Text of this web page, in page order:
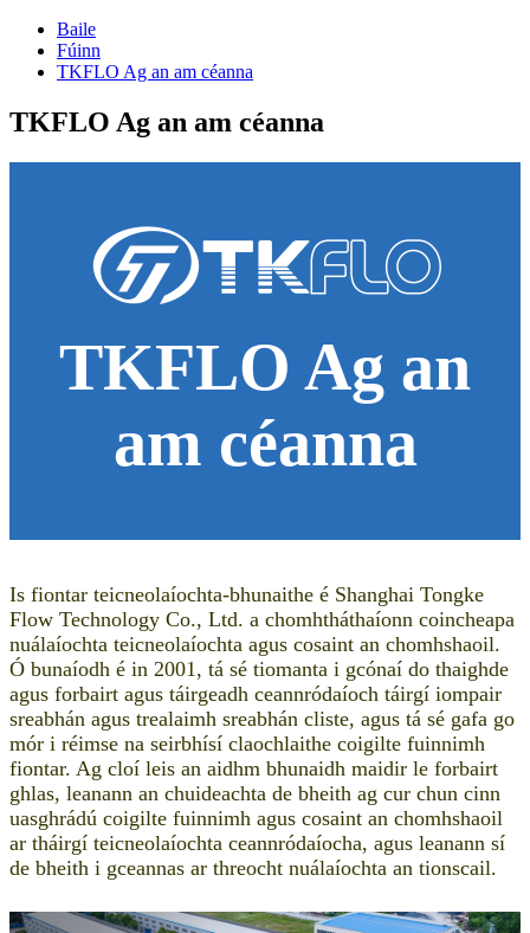
Baile
Fúinn
TKFLO Ag an am céanna
TKFLO Ag an am céanna
TKFLO Ag an
am céanna
Is fiontar teicneolaíochta-bhunaithe é Shanghai Tongke
Flow Technology Co., Ltd. a chomhtháthaíonn coincheapa
nuálaíochta teicneolaíochta agus cosaint an chomhshaoil.
Ó bunaíodh é in 2001, tá sé tiomanta i gcónaí do thaighde
agus forbairt agus táirgeadh ceannródaíoch táirgí iompair
sreabhán agus trealaimh sreabhán cliste, agus tá sé gafa go
mór i réimse na seirbhísí claochlaithe coigilte fuinnimh
fiontar. Ag cloí leis an aidhm bhunaidh maidir le forbairt
ghlas, leanann an chuideachta de bheith ag cur chun cinn
uasghrádú coigilte fuinnimh agus cosaint an chomhshaoil ​​
ar tháirgí teicneolaíochta ceannródaíocha, agus leanann sí
de bheith i gceannas ar threocht nuálaíochta an tionscail.